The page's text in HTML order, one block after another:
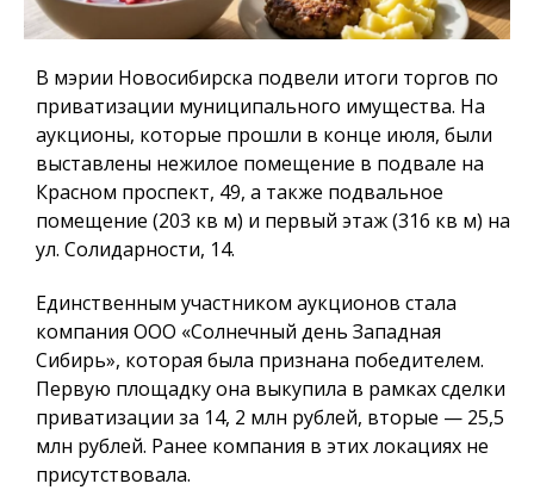
В мэрии Новосибирска подвели итоги торгов по
приватизации муниципального имущества. На
аукционы, которые прошли в конце июля, были
выставлены нежилое помещение в подвале на
Красном проспект, 49, а также подвальное
помещение (203 кв м) и первый этаж (316 кв м) на
ул. Солидарности, 14.
Единственным участником аукционов стала
компания ООО «Солнечный день Западная
Сибирь», которая была признана победителем.
Первую площадку она выкупила в рамках сделки
приватизации за 14, 2 млн рублей, вторые — 25,5
млн рублей. Ранее компания в этих локациях не
присутствовала.